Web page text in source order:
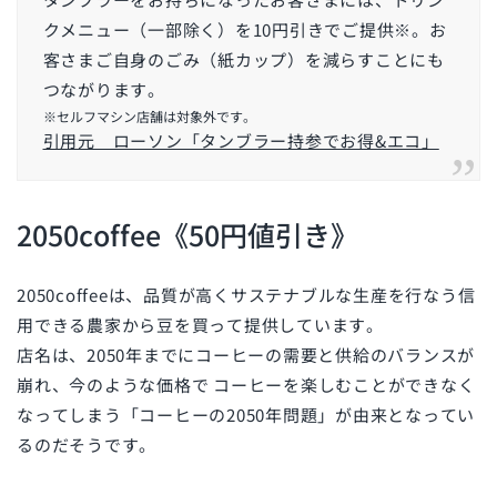
クメニュー（一部除く）を10円引きでご提供※。お
客さまご自身のごみ（紙カップ）を減らすことにも
つながります。
※セルフマシン店舗は対象外です。
引用元 ローソン「タンブラー持参でお得&エコ」
2050coffee《50円値引き》
2050coffeeは、品質が高くサステナブルな生産を行なう信
用できる農家から豆を買って提供しています。
店名は、2050年までにコーヒーの需要と供給のバランスが
崩れ、今のような価格で コーヒーを楽しむことができなく
なってしまう「コーヒーの2050年問題」が由来となってい
るのだそうです。